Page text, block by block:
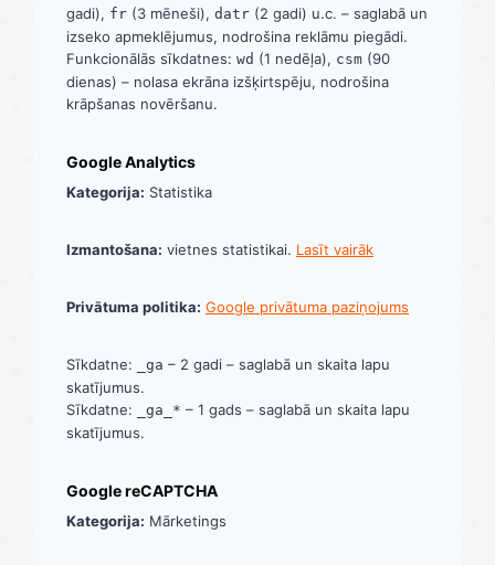
gadi), fr (3 mēneši), datr (2 gadi) u.c. – saglabā un
izseko apmeklējumus, nodrošina reklāmu piegādi.
Funkcionālās sīkdatnes: wd (1 nedēļa), csm (90
dienas) – nolasa ekrāna izšķirtspēju, nodrošina
krāpšanas novēršanu.
Google Analytics
Kategorija: Statistika
Izmantošana: vietnes statistikai. Lasīt vairāk
Privātuma politika: Google privātuma paziņojums
Sīkdatne: _ga – 2 gadi – saglabā un skaita lapu
skatījumus.
Sīkdatne:
_ga_* – 1 gads – saglabā un skaita lapu
skatījumus.
Google reCAPTCHA
Kategorija: Mārketings